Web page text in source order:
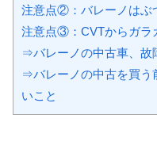
注意点②：バレーノはぶ
注意点③：CVTからガラ
⇒バレーノの中古車、故
⇒バレーノの中古を買う
いこと